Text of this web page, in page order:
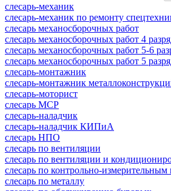
слесарь-механик
слесарь-механик по ремонту
слесарь механосборочных работ
слесарь механосборочных работ 4
слесарь механосборочных работ 5-6
слесарь механосборочных работ 5
слесарь-монтажник
слесарь-монтажник
слесарь-моторист
слесарь МСР
слесарь-наладчик
слесарь-наладчик КИПиА
слесарь НПО
слесарь по вентиляции
слесарь по вентиляции и
слесарь по контрольно-
слесарь по металлу